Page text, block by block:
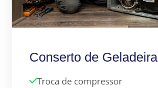
Conserto de Geladeira
Troca de compressor